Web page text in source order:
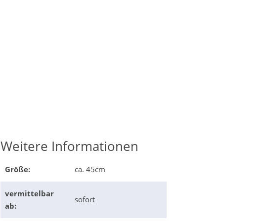
Weitere Informationen
Größe: ca. 45cm
vermittelbar
ab:
sofort